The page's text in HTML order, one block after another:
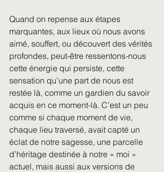
Quand on repense aux étapes
marquantes, aux lieux où nous avons
aimé, souffert, ou découvert des vérités
profondes, peut-être ressentons-nous
cette énergie qui persiste, cette
sensation qu’une part de nous est
restée là, comme un gardien du savoir
acquis en ce moment-là. C’est un peu
comme si chaque moment de vie,
chaque lieu traversé, avait capté un
éclat de notre sagesse, une parcelle
d’héritage destinée à notre « moi »
actuel, mais aussi aux versions de